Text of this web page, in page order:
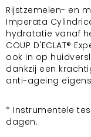
Rijstzemelen- en
Imperata
hydratatie vanaf
COUP D'ECLAT®
ook in op
dankzij een
anti-ageing
* Instrumentele
dagen.